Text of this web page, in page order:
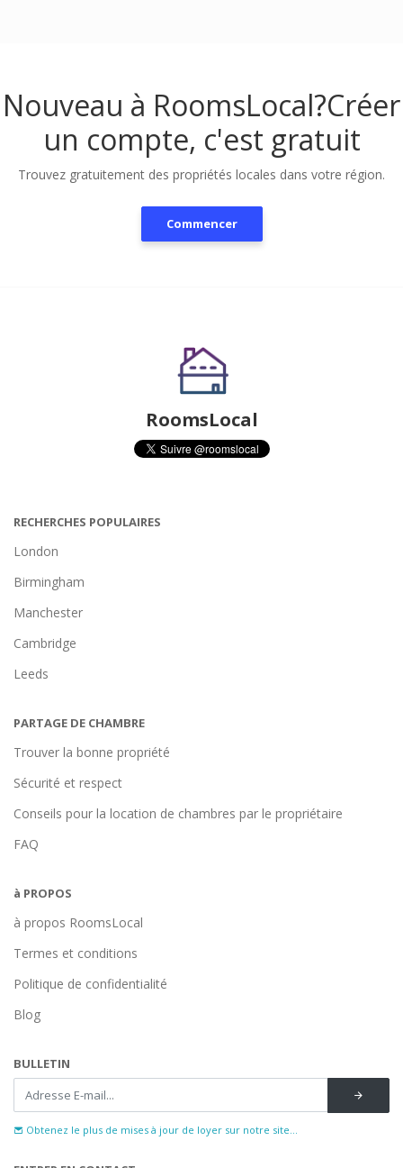
Nouveau à RoomsLocal?Créer
un compte, c'est gratuit
Trouvez gratuitement des propriétés locales dans votre région.
Commencer
RoomsLocal
RECHERCHES POPULAIRES
London
Birmingham
Manchester
Cambridge
Leeds
PARTAGE DE CHAMBRE
Trouver la bonne propriété
Sécurité et respect
Conseils pour la location de chambres par le propriétaire
FAQ
à PROPOS
à propos RoomsLocal
Termes et conditions
Politique de confidentialité
Blog
BULLETIN
Obtenez le plus de mises à jour de loyer sur notre site...